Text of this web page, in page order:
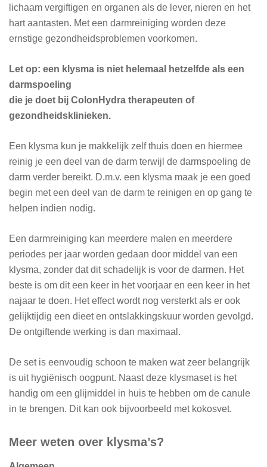
lichaam vergiftigen en organen als de lever, nieren en het
hart aantasten. Met een darmreiniging worden deze
ernstige gezondheidsproblemen voorkomen.
Let op: een klysma is niet helemaal hetzelfde als een
darmspoeling
die je doet bij ColonHydra therapeuten of
gezondheidsklinieken.
Een klysma kun je makkelijk zelf thuis doen en hiermee
reinig je een deel van de darm terwijl de darmspoeling de
darm verder bereikt. D.m.v. een klysma maak je een goed
begin met een deel van de darm te reinigen en op gang te
helpen indien nodig.
Een darmreiniging kan meerdere malen en meerdere
periodes per jaar worden gedaan door middel van een
klysma, zonder dat dit schadelijk is voor de darmen. Het
beste is om dit een keer in het voorjaar en een keer in het
najaar te doen. Het effect wordt nog versterkt als er ook
gelijktijdig een dieet en ontslakkingskuur worden gevolgd.
De ontgiftende werking is dan maximaal.
De set is eenvoudig schoon te maken wat zeer belangrijk
is uit hygiënisch oogpunt. Naast deze klysmaset is het
handig om een glijmiddel in huis te hebben om de canule
in te brengen. Dit kan ook bijvoorbeeld met kokosvet.
Meer weten over klysma’s?